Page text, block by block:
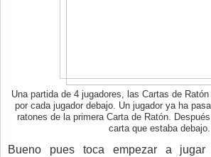
Una partida de 4 jugadores, las Cartas de
por cada jugador debajo. Un jugador ya ha
ratones de la primera Carta de Ratón.
carta que estaba debajo.
Bueno pues toca empezar a jugar